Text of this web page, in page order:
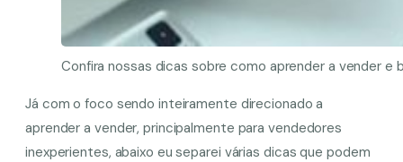
Confira nossas dicas sobre como aprender a vender
Já com o foco sendo inteiramente direcionado a
aprender a vender, principalmente para vendedores
inexperientes, abaixo eu separei várias dicas que podem